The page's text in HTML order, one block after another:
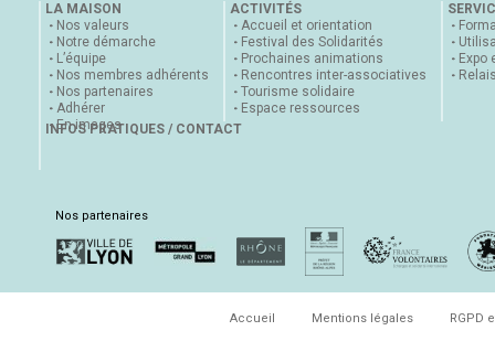
LA MAISON
Nos valeurs
Notre démarche
L’équipe
Nos membres adhérents
Nos partenaires
Adhérer
En images
ACTIVITÉS
Accueil et orientation
Festival des Solidarités
Prochaines animations
Rencontres inter-associatives
Tourisme solidaire
Espace ressources
Expo
INFOS PRATIQUES / CONTACT
Nos partenaires
Accueil Mentions légales RGPD